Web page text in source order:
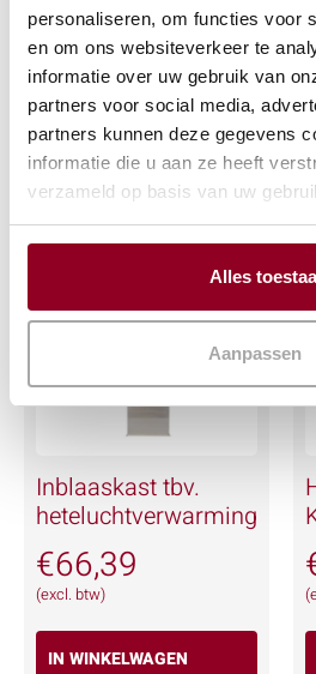
personaliseren, om functies voor
en om ons websiteverkeer te
informatie over uw gebruik van
partners voor social media,
partners kunnen deze gegevens
informatie die u aan ze heeft
verzameld op basis van uw
Alles
Aanpassen
Heater
€49,95
(excl. btw)
IN WINKELWAGEN
Inblaaskast tbv.
heteluchtverwarming
€66,39
(excl. btw)
IN WINKELWAGEN